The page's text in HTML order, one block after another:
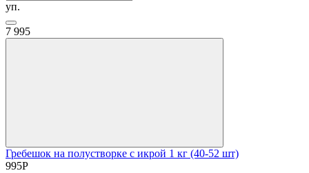
уп.
7 995
Гребешок на полустворке с икрой 1 кг (40-52 шт)
995Р